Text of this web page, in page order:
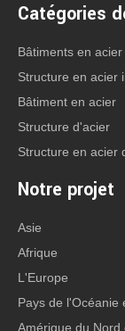
Catégories
Bâtiments en
Structure en acier
Bâtiment en acier
Structure d'acier
Structure en acier
Notre projet
Asie
Afrique
L'Europe
Pays de l'Océanie
Amérique du Nord